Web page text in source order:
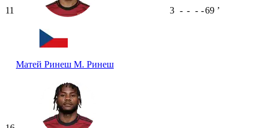
11
Матей Ринеш М. Ринеш
3 - - - -69 ʼ